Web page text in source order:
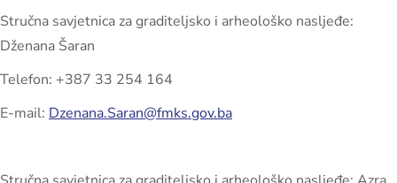
Stručna savjetnica za graditeljsko i arheološko nasljeđe:
Dženana Šaran
Telefon: +387 33 254 164
E-mail: Dzenana.Saran@fmks.gov.ba